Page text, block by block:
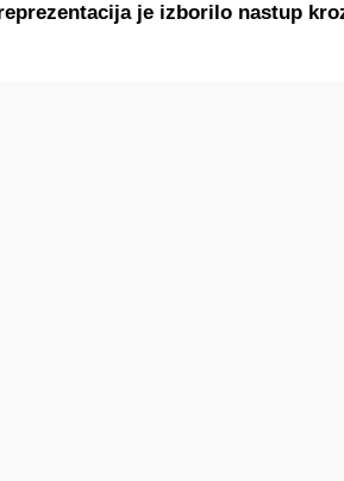
je izborilo nastup